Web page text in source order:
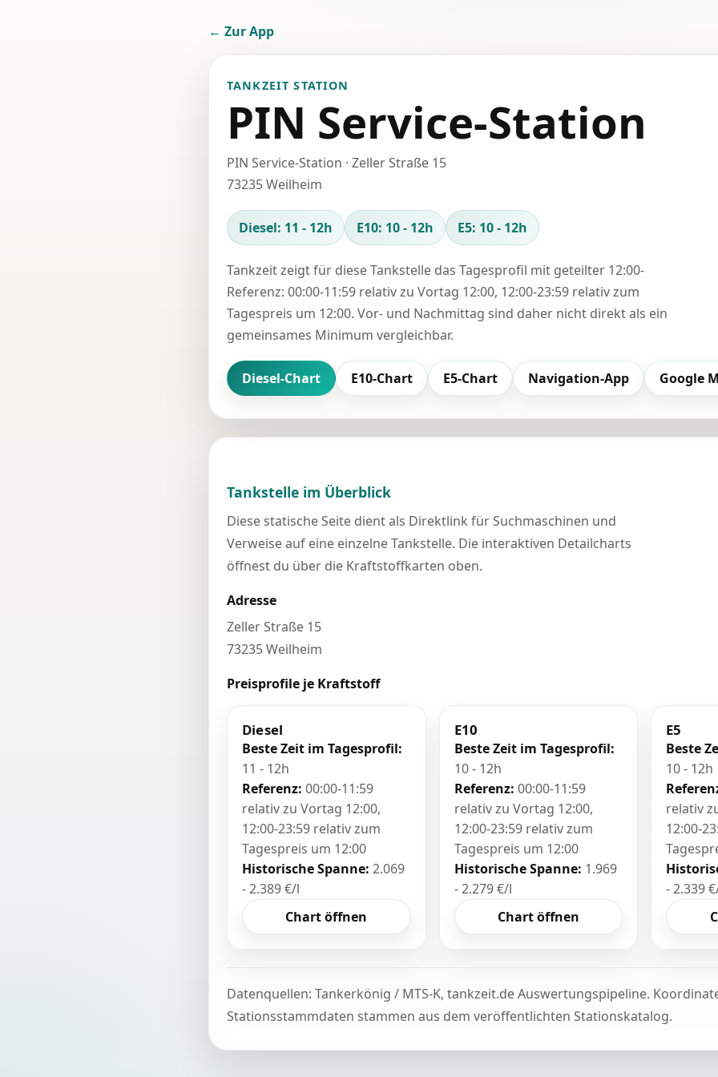
← Zur App
TANKZEIT STATION
PIN Service-Station
PIN Service-Station · Zeller Straße 15
73235 Weilheim
Diesel: 11 - 12h E10: 10 - 12h E5: 10 - 12h
Tankzeit zeigt für diese Tankstelle das Tagesprofil mit geteilter 12:00-
Referenz: 00:00-11:59 relativ zu Vortag 12:00, 12:00-23:59 relativ zum
Tagespreis um 12:00. Vor- und Nachmittag sind daher nicht direkt als ein
gemeinsames Minimum vergleichbar.
Diesel-Chart E10-Chart E5-Chart Navigation-App Google
Tankstelle im Überblick
Diese statische Seite dient als Direktlink für Suchmaschinen und
Verweise auf eine einzelne Tankstelle. Die interaktiven Detailcharts
öffnest du über die Kraftstoffkarten oben.
Adresse
Zeller Straße 15
73235 Weilheim
Preisprofile je Kraftstoff
Diesel
Beste Zeit im Tagesprofil:
11 - 12h
Referenz: 00:00-11:59
relativ zu Vortag 12:00,
12:00-23:59 relativ zum
Tagespreis um 12:00
Historische Spanne: 2.069
- 2.389 €/l
Chart öffnen
E10
Beste Zeit im Tagesprofil:
10 - 12h
Referenz: 00:00-11:59
relativ zu Vortag 12:00,
12:00-23:59 relativ zum
Tagespreis um 12:00
Historische Spanne: 1.969
- 2.279 €/l
Chart öffnen
E5
Beste
10 - 12h
relativ
12:00-
- 2.339
Datenquellen: Tankerkönig / MTS-K, tankzeit.de Auswertungspipeline.
Stationsstammdaten stammen aus dem veröffentlichten Stationskatalog.